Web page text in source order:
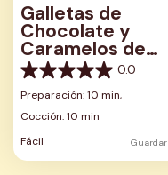
Galletas de
Chocolate y
Caramelos de
Menta 0.0
0.0
de
5
Preparación: 10 min,
Cocción: 10 min
Fácil
Guardar